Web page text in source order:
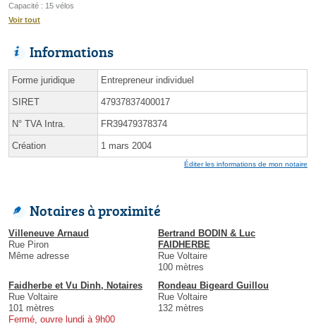
Capacité : 15 vélos
Voir tout
Informations
Forme juridique Entrepreneur individuel
SIRET 47937837400017
N° TVA Intra. FR39479378374
Création 1 mars 2004
Éditer les informations de mon notaire
Notaires à proximité
Villeneuve Arnaud
Rue Piron
Même adresse
Bertrand BODIN & Luc
FAIDHERBE
Rue Voltaire
100 mètres
Faidherbe et Vu Dinh, Notaires
Rue Voltaire
101 mètres
Fermé, ouvre lundi à 9h00
Rondeau Bigeard Guillou
Rue Voltaire
132 mètres